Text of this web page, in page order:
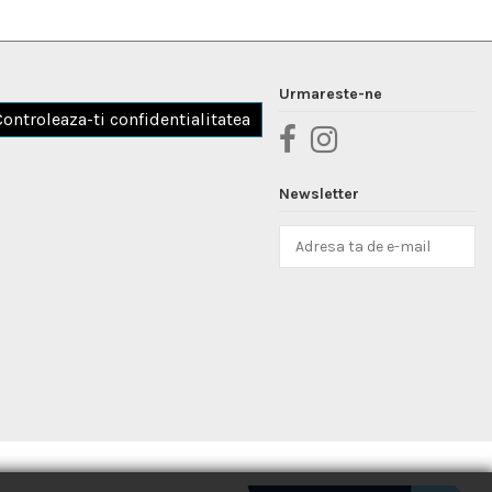
ti confidentialitatea
Urmareste-ne
Newsletter